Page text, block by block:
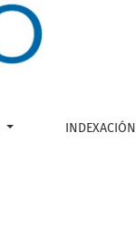
INDEXACIÓN